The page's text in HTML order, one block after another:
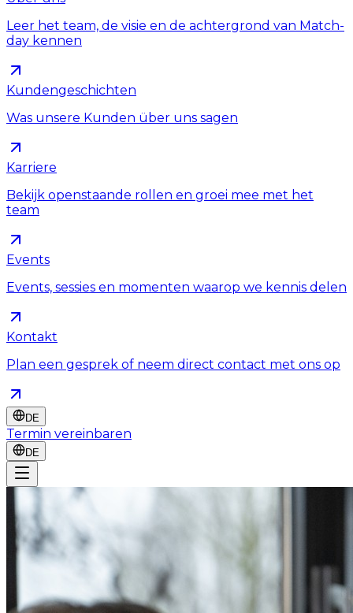
Leer het team, de visie en de achtergrond van Match-
day kennen
Kundengeschichten
Was unsere Kunden über uns sagen
Karriere
Bekijk openstaande rollen en groei mee met het
team
Events
Events, sessies en momenten waarop we kennis delen
Kontakt
Plan een gesprek of neem direct contact met ons op
DE
Termin vereinbaren
DE